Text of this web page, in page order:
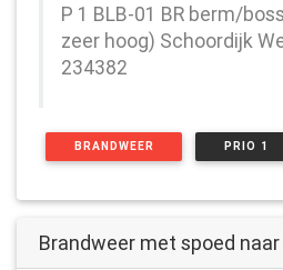
P 1 BLB-01 BR berm/
zeer hoog) Schoordijk
234382
BRANDWEER PRIO 1
Brandweer met spoed